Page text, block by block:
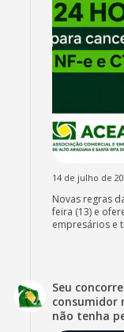
14 de julho de
Novas regras
feira (13) e
empresários e
Seu
consumidor
não tenha